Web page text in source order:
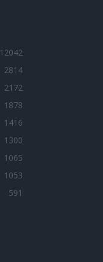
12042
2814
2172
1878
1416
1300
1065
1053
591